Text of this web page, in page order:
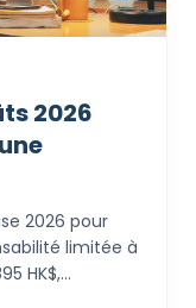
2026
2026 pour
limitée à
HK$,